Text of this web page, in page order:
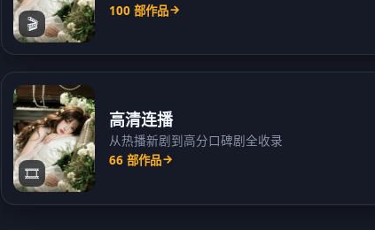
🎬
100 部作品
🎞️
高清连播
从热播新剧到高分口碑剧全收录
66 部作品